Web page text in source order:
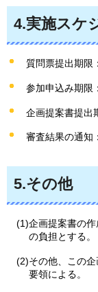
4.実施スケ
質問票提出期限
参加申込み期限
企画提案書提出
審査結果の通知
5.その他
(1)企画提案書の
の負担とする。
(2)その他、この
要領による。